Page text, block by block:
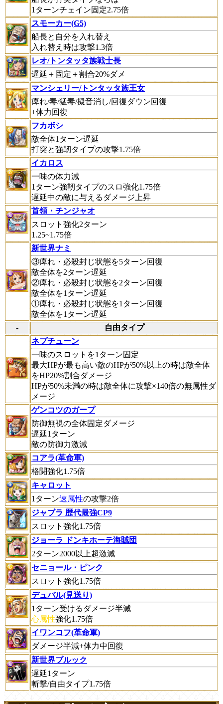
1ターンチェイン固定2.75倍
スモーカー(G5)
船長と自分を入れ替え
入れ替え時は攻撃1.3倍
レオ/トンタッタ族戦士長
遅延＋固定＋割合20%ダメ
マンシェリー/トンタッタ族王女
痺れ/毒/猛毒/擬音消し/回復ダウン回復
+体力回復
フカボシ
敵全体1ターン遅延
打突と強靭タイプの攻撃1.75倍
イカロス
一味の体力減
1ターン強靭タイプのスロ強化1.75倍
遅延中の敵に与えるダメージ上昇
首領・チンジャオ
スロット強化2ターン
1.25~1.75倍
新世界ナミ
③痺れ・必殺封じ状態を5ターン回復
敵全体を2ターン遅延
②痺れ・必殺封じ状態を2ターン回復
敵全体を1ターン遅延
①痺れ・必殺封じ状態を1ターン回復
敵全体を1ターン遅延
-
自由タイプ
ネプチューン
一味のスロットを1ターン固定
最大HPが最も高い敵のHPが50%以上の時は敵全体
をHP20%割合ダメージ
HPが50%未満の時は敵全体に攻撃×140倍の無属性ダ
メージ
ゲンコツのガープ
防御無視の全体固定ダメージ
遅延1ターン
敵の防御力激減
コアラ(革命軍)
格闘強化1.75倍
キャロット
1ターン速属性の攻撃2倍
ジャブラ 歴代最強CP9
スロット強化1.75倍
ジョーラ ドンキホーテ海賊団
2ターン2000以上超激減
セニョール・ピンク
スロット強化1.75倍
デュバル(見送り)
1ターン受けるダメージ半減
心属性強化1.75倍
イワンコフ(革命軍)
ダメージ半減+体力中回復
新世界ブルック
遅延1ターン
斬撃/自由タイプ1.75倍